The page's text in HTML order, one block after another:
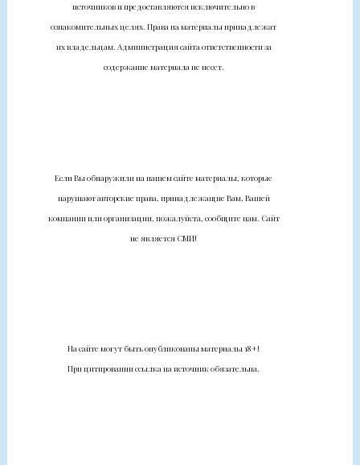
источников и предоставляются исключительно в
ознакомительных целях. Права на материалы принадлежат
их владельцам. Администрация сайта ответственности за
содержание материала не несет.
Если Вы обнаружили на нашем сайте материалы, которые
нарушают авторские права, принадлежащие Вам, Вашей
компании или организации, пожалуйста, сообщите нам. Сайт
не является СМИ!
На сайте могут быть опубликованы материалы 18+!
При цитировании ссылка на источник обязательна.